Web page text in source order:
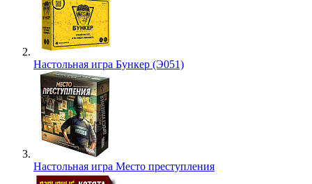
Настольная игра Бункер (Э051)
Настольная игра Место преступления